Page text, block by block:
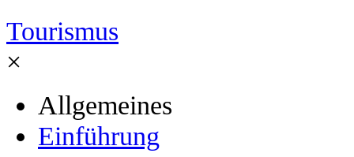
Tourismus
×
Allgemeines
Einführung